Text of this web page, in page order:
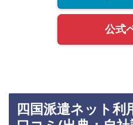
公式
四国派遣ネット利